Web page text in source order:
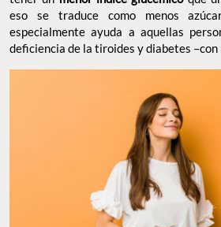
eso se traduce como menos
especialmente ayuda a aquellas
deficiencia de la tiroides y diabetes